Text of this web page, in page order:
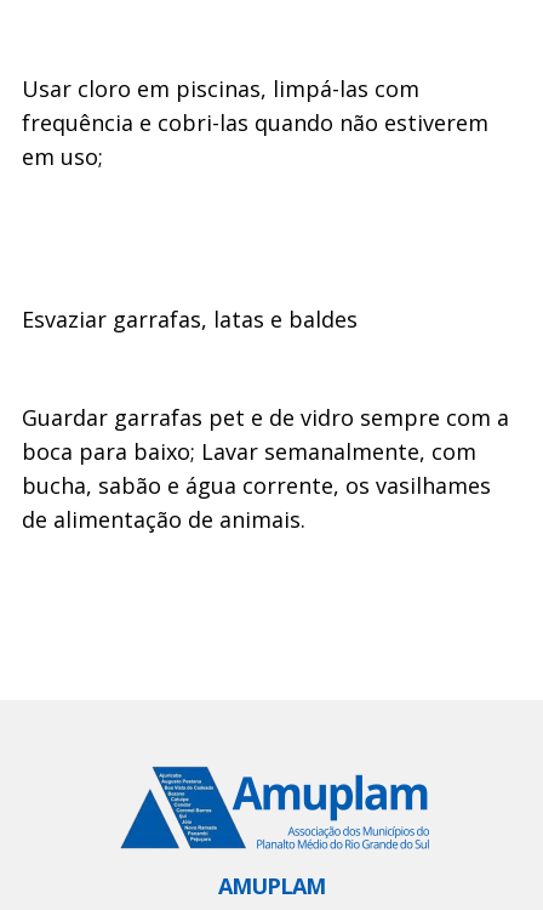
Usar cloro em piscinas, limpá-las com
frequência e cobri-las quando não estiverem
em uso;
Esvaziar garrafas, latas e baldes
Guardar garrafas pet e de vidro sempre com a
boca para baixo; Lavar semanalmente, com
bucha, sabão e água corrente, os vasilhames
de alimentação de animais.
AMUPLAM